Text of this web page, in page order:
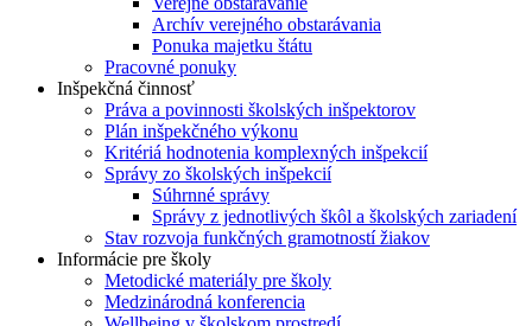
Archív verejného obstarávania
Ponuka majetku štátu
Pracovné ponuky
Inšpekčná činnosť
Práva a povinnosti školských inšpektorov
Plán inšpekčného výkonu
Kritériá hodnotenia komplexných inšpekcií
Správy zo školských inšpekcií
Súhrnné správy
Správy z jednotlivých škôl a školských zariadení
Stav rozvoja funkčných gramotností žiakov
Informácie pre školy
Metodické materiály pre školy
Medzinárodná konferencia